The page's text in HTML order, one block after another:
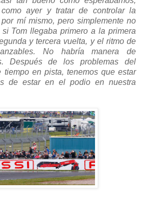
como ayer y tratar de controlar la
mí mismo, pero simplemente no
Tom llegaba primero a la primera
y tercera vuelta, y el ritmo de
No habría manera de
Después de los problemas del
tiempo en pista, tenemos que estar
de estar en el podio en nuestra